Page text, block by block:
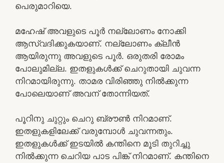
പെരുമാറിയെ.
മഹേഷ്‌ അവളുടെ പൂർ നല്ലോണം നോക്കി
ആസ്വദിക്കുകയാണ്. നല്ലോണം ക്ലീൻ
ആയിരുന്നു അവളുടെ പൂർ. ഒരുതരി രോമം
പോലുമില്ല. ഇതളുകൾക്ക് ചെറുതായി ചുവന്ന
നിറമായിരുന്നു. താമര വിരിഞ്ഞു നിൽക്കുന്ന
പോലെയാണ് അവന് തോന്നിയത്.
പൂറിനു ചുറ്റും ചെറു ബ്രൗൺ നിറമാണ്.
ഇതളുകളിലേക്ക് വരുമ്പോൾ ചുവന്നതും.
ഇതളുകൾക്ക് ഇടയിൽ കന്തിനെ മൂടി തുറിച്ചു
നിൽക്കുന്ന ചെറിയ പാട പിങ്ക് നിറമാണ്. കന്തിനെ